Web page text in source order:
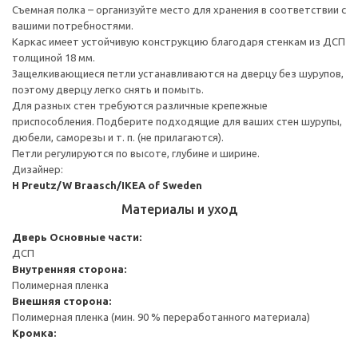
Съемная полка – организуйте место для хранения в соответствии с
вашими потребностями.
Каркас имеет устойчивую конструкцию благодаря стенкам из ДСП
толщиной 18 мм.
Защелкивающиеся петли устанавливаются на дверцу без шурупов,
поэтому дверцу легко снять и помыть.
Для разных стен требуются различные крепежные
приспособления. Подберите подходящие для ваших стен шурупы,
дюбели, саморезы и т. п. (не прилагаются).
Петли регулируются по высоте, глубине и ширине.
Дизайнер:
H Preutz/W Braasch/IKEA of Sweden
Материалы и уход
Дверь Основные части:
ДСП
Внутренняя сторона:
Полимерная пленка
Внешняя сторона:
Полимерная пленка (мин. 90 % переработанного материала)
Кромка: